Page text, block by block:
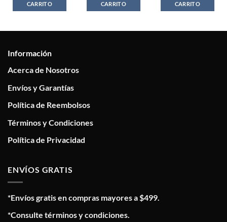
CARRITO
CARRITO
CARRITO
Información
Acerca de Nosotros
Envíos y Garantías
Política de Reembolsos
Términos y Condiciones
Política de Privacidad
ENVÍOS GRATIS
*Envíos gratis en compras mayores a $499.
*Consulte términos y condiciones.